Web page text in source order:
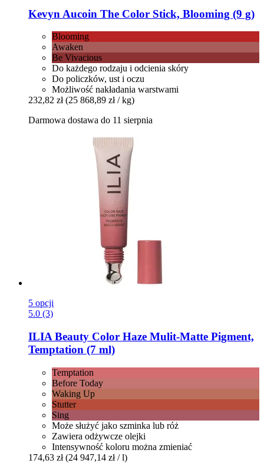
Kevyn Aucoin The Color Stick, Blooming (9 g)
Blooming
Awaken
Be Vivacious
Do każdego rodzaju i odcienia skóry
Do policzków, ust i oczu
Możliwość nakładania warstwami
232,82 zł (25 868,89 zł / kg)
Darmowa dostawa do 11 sierpnia
5 opcji
5.0 (3)
ILIA Beauty Color Haze Mulit-​Matte Pigment,
Temptation (7 ml)
Temptation
Before Today
Waking Up
Stutter
Sing
Może służyć jako szminka lub róż
Zawiera odżywcze olejki
Intensywność koloru można zmieniać
174,63 zł (24 947,14 zł / l)